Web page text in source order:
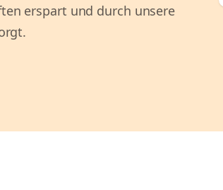
erspart und durch unsere